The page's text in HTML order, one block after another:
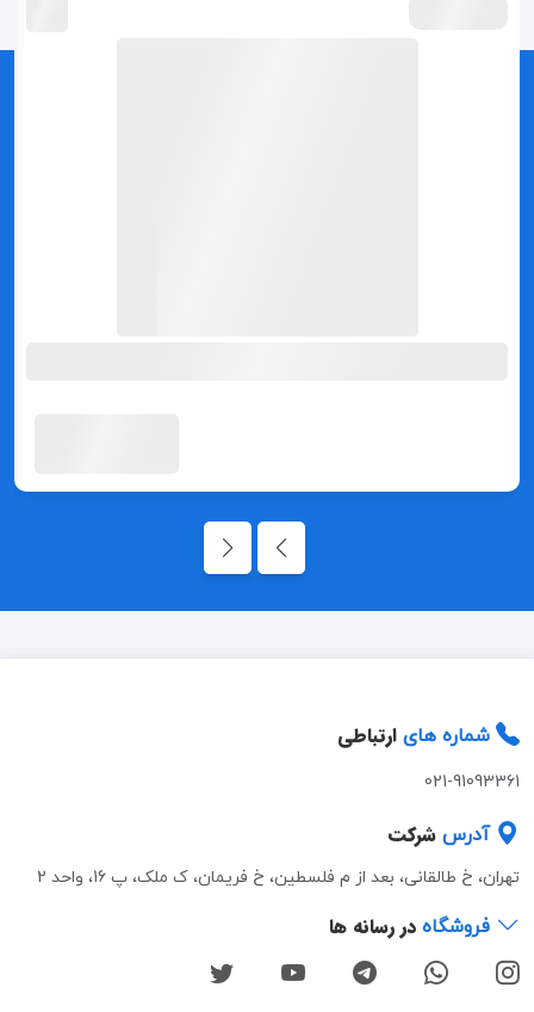
شماره های ارتباطی
021-91093361
آدرس شرکت
تهران، خ طالقانی، بعد از م فلسطین، خ فریمان، ک ملک، پ 16، واحد 2
فروشگاه در رسانه ها